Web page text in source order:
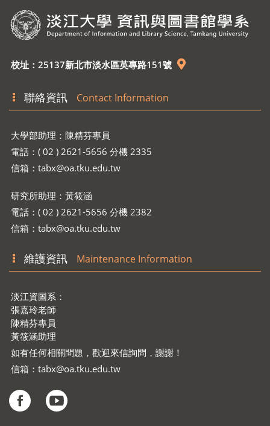
校址：25137新北市淡水區英專路151號
聯絡資訊 Contact Information
大學部助理：陳精芬專員
電話：( 02 ) 2621-5656 分機 2335
信箱： tabx@oa.tku.edu.tw
研究所助理：黃筱涵
電話：( 02 ) 2621-5656 分機 2382
信箱： tabx@oa.tku.edu.tw
維護資訊 Maintenance Information
淡江資圖系：
張嘉玲老師
陳精芬專員
黃筱涵助理
如有任何相關問題，歡迎來信詢問，謝謝！
信箱： tabx@oa.tku.edu.tw